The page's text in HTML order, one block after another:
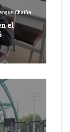
Chaiña
el